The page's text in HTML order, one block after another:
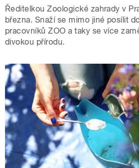
Ředitelkou Zoologické zahrady v
března. Snaží se mimo jiné posílit
pracovníků ZOO a taky se více
divokou přírodu.